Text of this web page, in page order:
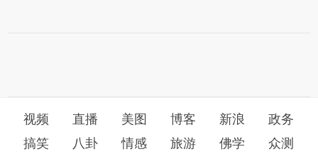
视频 直播 美图 博客 新浪
政务
搞笑
八卦 情感 旅游 佛学 众测